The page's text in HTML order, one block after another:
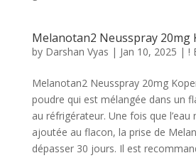
Melanotan2 Neusspray 20mg
by Darshan Vyas | Jan 10, 2025 | !
Melanotan2 Neusspray 20mg
poudre qui est mélangée dans un
au réfrigérateur. Une fois que l’eau
ajoutée au flacon, la prise de
dépasser 30 jours. Il est